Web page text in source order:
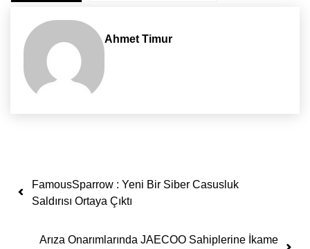
Ahmet Timur
Yazı dolaşımı
FamousSparrow : Yeni Bir Siber Casusluk
Saldırısı Ortaya Çıktı
Arıza Onarımlarında JAECOO Sahiplerine İkame